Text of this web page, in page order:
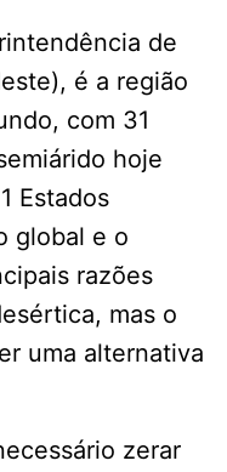
de
é a região
com 31
hoje
Estados
global e o
razões
mas o
uma alternativa
zerar